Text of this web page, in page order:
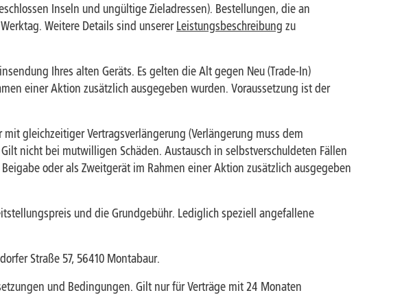
Inseln und ungültige Zieladressen). Bestellungen, die an
Weitere Details sind unsererLeistungsbeschreibung zu
Ihres alten Geräts. Es gelten die Alt gegen Neu (Trade-In)
einer Aktion zusätzlich ausgegeben wurden. Voraussetzung ist der
gleichzeitiger Vertragsverlängerung (Verlängerung muss dem
nicht bei mutwilligen Schäden. Austausch in selbstverschuldeten Fällen
oder als Zweitgerät im Rahmen einer Aktion zusätzlich ausgegeben
und die Grundgebühr. Lediglich speziell angefallene
Straße 57, 56410 Montabaur.
und Bedingungen. Gilt nur für Verträge mit 24 Monaten